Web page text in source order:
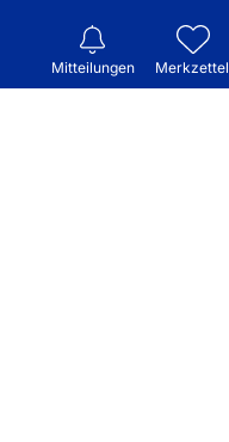
Mitteilungen Merkzettel